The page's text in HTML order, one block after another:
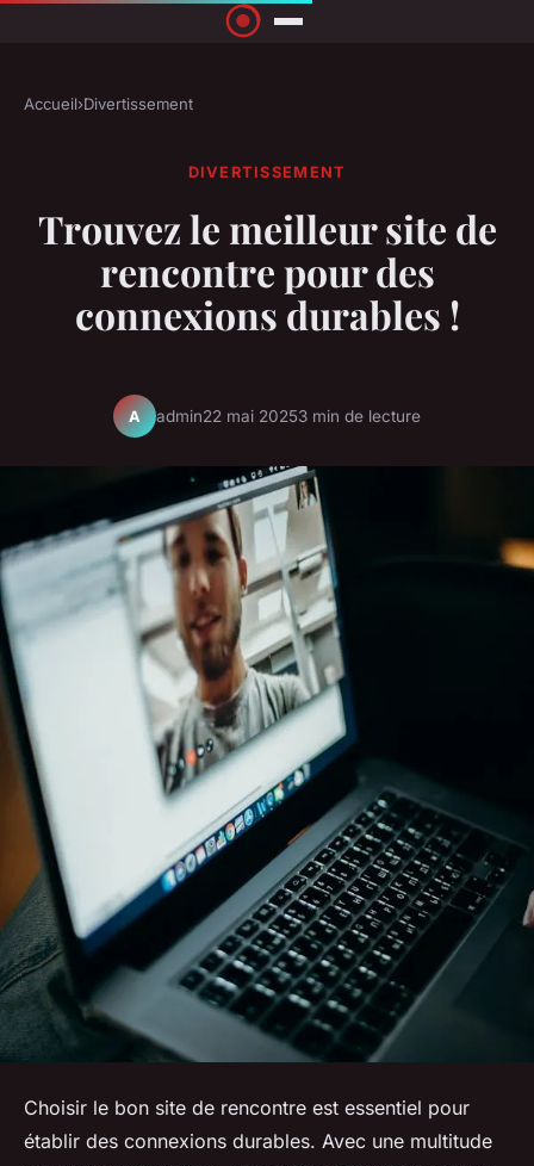
Accueil›Divertissement
DIVERTISSEMENT
Trouvez le meilleur site de
rencontre pour des
connexions durables !
A admin22 mai 20253 min de lecture
Choisir le bon site de rencontre est essentiel pour
établir des connexions durables. Avec une multitude